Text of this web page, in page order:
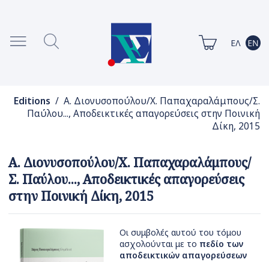
Editions / Α. Διονυσοπούλου/Χ. Παπαχαραλάμπους/Σ.
Παύλου..., Αποδεικτικές απαγορεύσεις στην Ποινική
Δίκη, 2015
Α. Διονυσοπούλου/Χ. Παπαχαραλάμπους/
Σ. Παύλου..., Αποδεικτικές απαγορεύσεις
στην Ποινική Δίκη, 2015
Οι συμβολές αυτού του τόμου
ασχολούνται με το πεδίο των
αποδεικτικών απαγορεύσεων